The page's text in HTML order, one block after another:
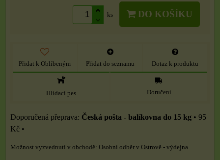
ks DO KOŠÍKU
Přidat k Oblíbeným Přidat do seznamu Dotaz k produktu
Hlídací pes Doručení
Česká pošta - balíkovna do 15 kg • 95
Kč •
Osobní odběr v Ostrově - výdejna